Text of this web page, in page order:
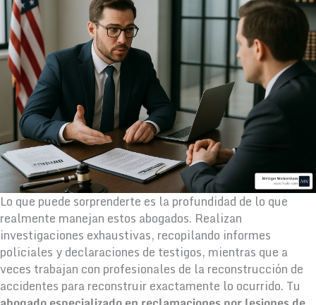
Lo que puede sorprenderte es la profundidad de lo que
realmente manejan estos abogados. Realizan
investigaciones exhaustivas, recopilando informes
policiales y declaraciones de testigos, mientras que a
veces trabajan con profesionales de la reconstrucción de
accidentes para reconstruir exactamente lo ocurrido. Tu